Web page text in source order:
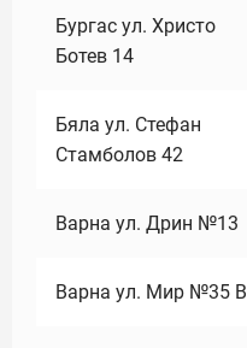
Бургас ул. Христо
Ботев 14
Бяла ул. Стефан
Стамболов 42
Варна ул. Дрин №13
Варна ул. Мир №35 В